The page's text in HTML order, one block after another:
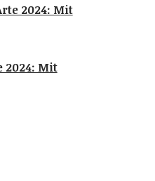
2024: Mit
2024: Mit